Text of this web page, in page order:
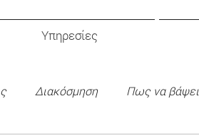
Υπηρεσίες
Διακόσμηση Πως να